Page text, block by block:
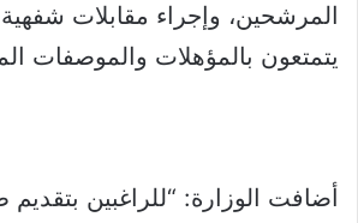
المرشحين، وإجراء مقابلات
يتمتعون بالمؤهلات والموصفات
أضافت الوزارة: “للراغبين